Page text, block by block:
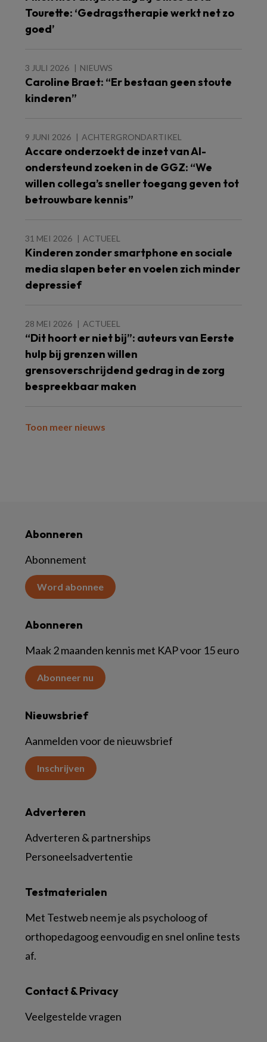
Tourette: ‘Gedragstherapie werkt net zo
goed’
3 JULI 2026 NIEUWS
Caroline Braet: “Er bestaan geen stoute
kinderen”
9 JUNI 2026 ACHTERGRONDARTIKEL
Accare onderzoekt de inzet van AI-
ondersteund zoeken in de GGZ: “We
willen collega’s sneller toegang geven tot
betrouwbare kennis”
31 MEI 2026 ACTUEEL
Kinderen zonder smartphone en sociale
media slapen beter en voelen zich minder
depressief
28 MEI 2026 ACTUEEL
“Dit hoort er niet bij”: auteurs van Eerste
hulp bij grenzen willen
grensoverschrijdend gedrag in de zorg
bespreekbaar maken
Toon meer nieuws
Abonneren
Abonnement
Word abonnee
Abonneren
Maak 2 maanden kennis met KAP voor 15 euro
Abonneer nu
Nieuwsbrief
Aanmelden voor de nieuwsbrief
Inschrijven
Contact & Privacy
Veelgestelde vragen
Testmaterialen
Met Testweb neem je als psycholoog of
orthopedagoog eenvoudig en snel online tests
af.
Adverteren
Adverteren & partnerships
Personeelsadvertentie